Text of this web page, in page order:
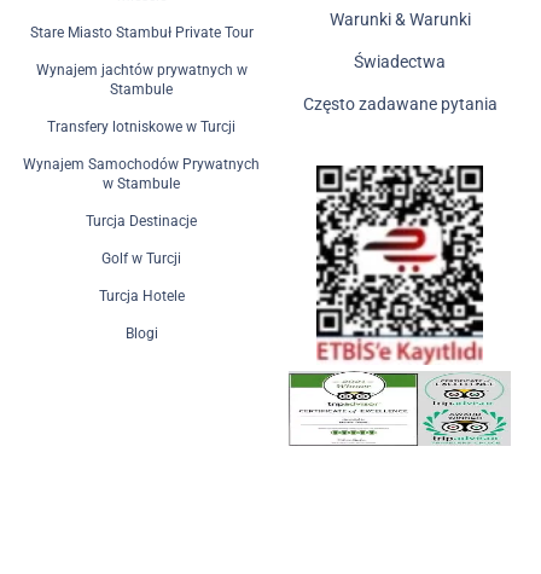
Stare Miasto Stambuł Private Tour
Wynajem jachtów prywatnych w
Stambule
Transfery lotniskowe w Turcji
Wynajem Samochodów Prywatnych
w Stambule
Turcja Destinacje
Golf w Turcji
Turcja Hotele
Blogi
Warunki & Warunki
Świadectwa
Często zadawane pytania